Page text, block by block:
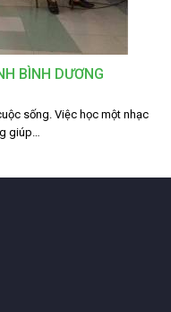
BÌNH DƯƠNG
sống. Việc học một nhạc
giúp…